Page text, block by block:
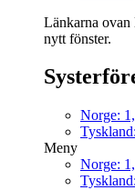
Länkarna ovan
nytt fönster.
Norge:
Meny
Norge: